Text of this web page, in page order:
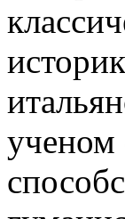
ученом